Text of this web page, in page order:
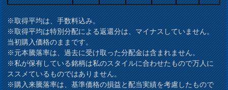
※取得平均は、手数料込み。
※取得平均は特別分配による返還分は、マイナスしていません。
当初購入価格のままです。
※元本騰落率は、過去に受け取った分配金は含まれません。
※私が保有している銘柄は私のスタイルに合わせたもので万人に
ススメているものではありません。
※購入来騰落率は、基準価格の損益と配当実績を考慮したもので